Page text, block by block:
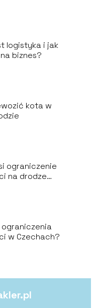
logistyka i jak
biznes?
kota w
ograniczenie
na drodze
ograniczenia
w Czechach?